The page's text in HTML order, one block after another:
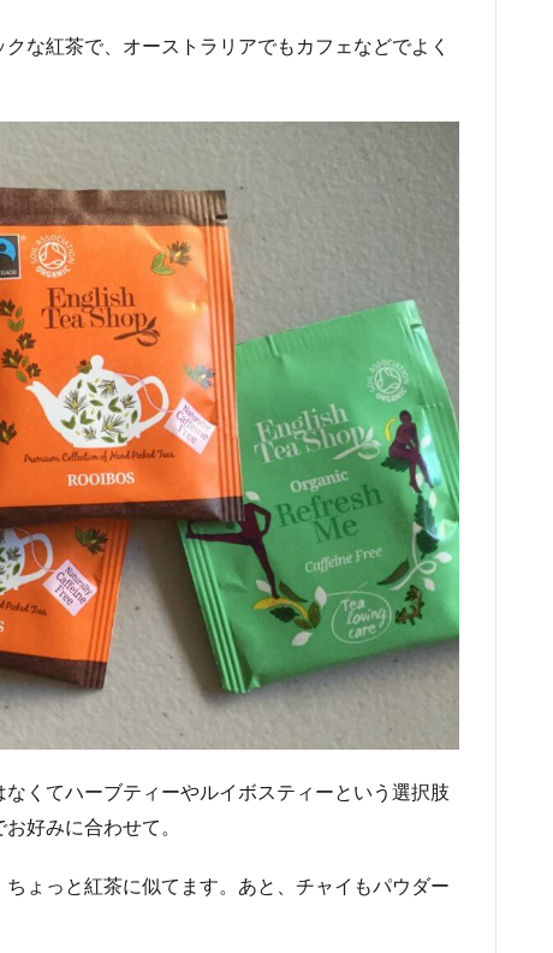
な紅茶で、オーストラリアでもカフェなどでよく
くてハーブティーやルイボスティーという選択肢
好みに合わせて。
ょっと紅茶に似てます。あと、チャイもパウダー